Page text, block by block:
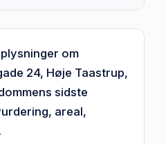
om
24, Høje Taastrup,
sidste
areal,